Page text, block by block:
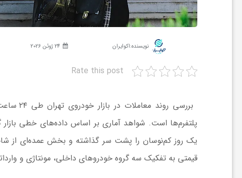
نویسنده:اکوایران 24 ژوئن 2026
Rate this post
بررسی
پلتفرم‌ها است. شواهد آماری بر اساس داده‌های خطی
یک روز کم‌نوسان را پشت سر گذاشته و بخش عمده‌ای از
قیمتی به تفکیک سه گروه خودروهای داخلی، مونتاژی و